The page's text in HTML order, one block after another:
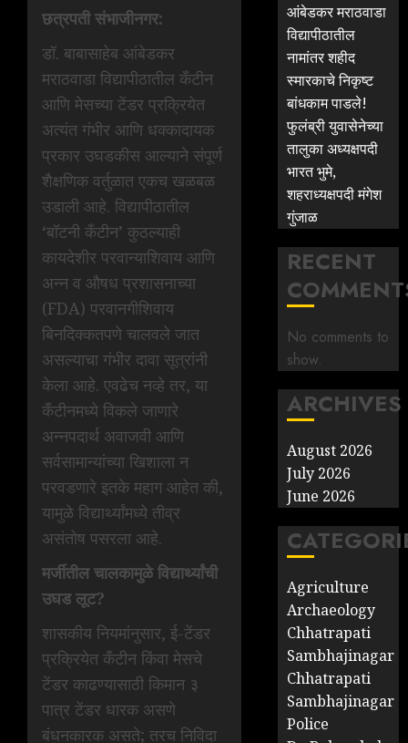
छत्रपती संभाजीनगर:
डॉ. बाबासाहेब आंबेडकर
मराठवाडा विद्यापीठातील कँटीन
आणि मेसच्या टेंडर प्रक्रियेत
अत्यंत गंभीर आणि धक्कादायक
प्रकार उघडकीस आल्याने संपूर्ण
शैक्षणिक वर्तुळात एकच खळबळ
उडाली आहे. विद्यापीठातील
‘बॉटनी कँटीन’ कुठल्याही
कायदेशीर परवान्याशिवाय आणि
अन्न व औषध प्रशासनाच्या
(FDA) परवानगीशिवाय
बिनदिक्कतपणे चालवले जात
असल्याचा गंभीर दावा सूत्रांनी
केला आहे. एवढेच नव्हे तर, या
कँटीनमध्ये विकले जाणारे
अन्नपदार्थ अवाजवी आणि
सर्वसामान्यांच्या खिशाला न
परवडणारे इतके महाग आहेत की,
यामुळे विद्यार्थ्यांमध्ये तीव्र
असंतोष पसरला आहे.
मर्जीतील चालकामुळे विद्यार्थ्यांची
उघड लूट?
शासकीय नियमांनुसार, ई-टेंडर
प्रक्रियेत कँटीन किंवा मेसचे
टेंडर काढण्यासाठी किमान ३
पात्र टेंडर धारक असणे
बंधनकारक असते; तरच निविदा
आंबेडकर मराठवाडा
विद्यापीठातील
नामांतर शहीद
स्मारकाचे निकृष्ट
बांधकाम पाडले!
फुलंब्री युवासेनेच्या
तालुका अध्यक्षपदी
भारत भुमे,
शहराध्यक्षपदी मंगेश
गुंजाळ
RECENT
No comments to
show.
ARCHIVES
August 2026
July 2026
June 2026
Agriculture
Archaeology
Chhatrapati
Sambhajinagar
Chhatrapati
Sambhajinagar
Police